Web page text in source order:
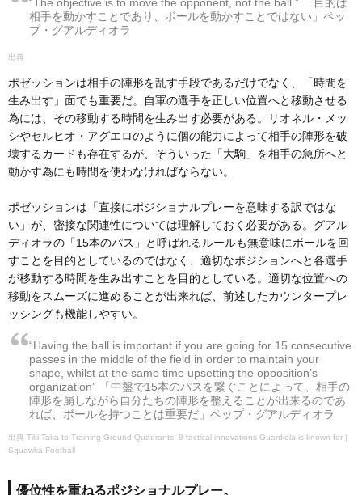
“The objective is to move the opponent, not the ball.” 「目的は
相手を動かすことであり、ボールを動かすことではない」ペッ
プ・グアルディオラ
ポゼッションは相手の陣形を乱す手段であるだけでなく、「時間を
生み出す」面でも重要だ。自軍の選手を正しい位置へと移動させる
為には、その移動する時間を生み出す必要がある。リオネル・メッ
シやセルヒオ・アグエロのように個の能力によって相手の陣形を破
壊するカードも存在するが、そういった「大駒」を相手の急所へと
動かす為にも時間を使わなければならない。
ポゼッションは「直接にポジショナルプレーを意味する訳ではな
い」が、密接な関連性については理解しておく必要がある。グアル
ディオラの「15本のパス」と呼ばれるルールも無意味にボールを回
すことを目的としているのではなく、適切なポジションへと各選手
が移動する時間を生み出すことを目的としている。適切な位置への
移動をスムーズに進めることが出来れば、前述したカウンタープレ
ッシングも機能しやすい。
“Having the ball is important if you are going for 15 consecutive
passes in the middle of the field in order to maintain your
shape, whilst at the same time upsetting the opposition’s
organization” 「中盤で15本のパスを繋ぐことによって、相手の
陣形を崩しながら自分たちの陣形を整えることが出来るのであ
れば、ボールを持つことは重要だ」ペップ・グアルディオラ
Tiki-Taka to Training Ground Quadrants: 8 tactical innovations Guardiola is known for |
Squawka Football
優位性を重ねるポジショナルプレー。